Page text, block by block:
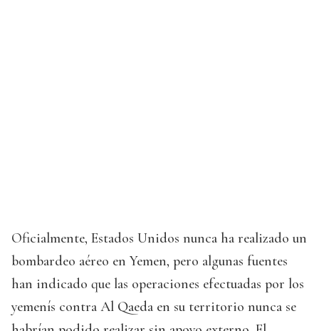
Oficialmente, Estados Unidos nunca ha realizado un
bombardeo aéreo en Yemen, pero algunas fuentes
han indicado que las operaciones efectuadas por los
yemenís contra Al Qaeda en su territorio nunca se